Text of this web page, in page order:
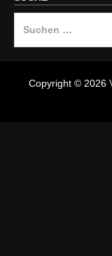
Copyright © 2026